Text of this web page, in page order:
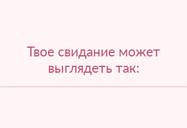
Твое свидание может
выглядеть так: